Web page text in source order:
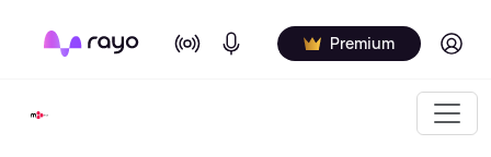
On Air Podcasts Premium Log in